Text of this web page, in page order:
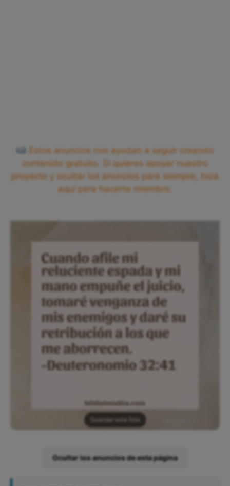
Estos anuncios nos ayudan a seguir creando
contenido gratuito. Si quieres apoyar nuestro
proyecto y ocultar los anuncios para siempre, toca
aquí para hacerte miembro.
Guardar esta foto
Ocultar los anuncios de esta página